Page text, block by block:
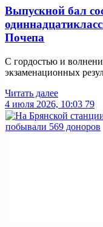
Выпускной бал
Почепа
С гордостью и
экзаменационных
Читать далее
4 июля 2026, 10:03 79